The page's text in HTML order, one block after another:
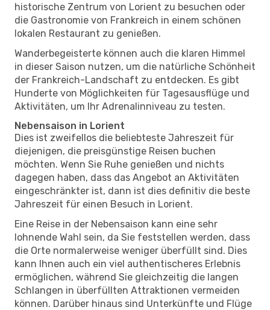
historische Zentrum von Lorient zu besuchen oder
die Gastronomie von Frankreich in einem schönen
lokalen Restaurant zu genießen.
Wanderbegeisterte können auch die klaren Himmel
in dieser Saison nutzen, um die natürliche Schönheit
der Frankreich-Landschaft zu entdecken. Es gibt
Hunderte von Möglichkeiten für Tagesausflüge und
Aktivitäten, um Ihr Adrenalinniveau zu testen.
Nebensaison in Lorient
Dies ist zweifellos die beliebteste Jahreszeit für
diejenigen, die preisgünstige Reisen buchen
möchten. Wenn Sie Ruhe genießen und nichts
dagegen haben, dass das Angebot an Aktivitäten
eingeschränkter ist, dann ist dies definitiv die beste
Jahreszeit für einen Besuch in Lorient.
Eine Reise in der Nebensaison kann eine sehr
lohnende Wahl sein, da Sie feststellen werden, dass
die Orte normalerweise weniger überfüllt sind. Dies
kann Ihnen auch ein viel authentischeres Erlebnis
ermöglichen, während Sie gleichzeitig die langen
Schlangen in überfüllten Attraktionen vermeiden
können. Darüber hinaus sind Unterkünfte und Flüge